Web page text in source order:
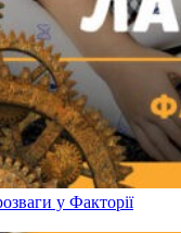
у Факторії